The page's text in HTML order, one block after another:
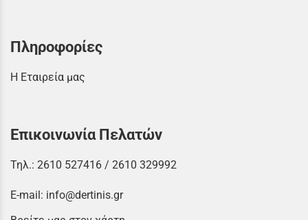
Πληροφορίες
Η Εταιρεία μας
Επικοινωνία Πελατών
Τηλ.: 2610 527416 / 2610 329992
E-mail: info@dertinis.gr